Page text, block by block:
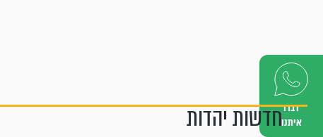
דברו
איתנוחדשות יהדות